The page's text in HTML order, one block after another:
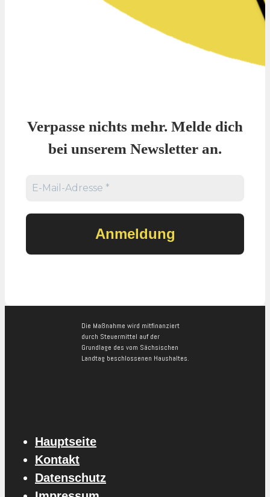
Verpasse nichts mehr. Melde dich
bei unserem Newsletter an.
Die Maßnahme wird mitfinanziert
durch Steuermittel auf der
Grundlage des vom Sächsischen
Landtag beschlossenen Haushaltes.
Hauptseite
Kontakt
Datenschutz